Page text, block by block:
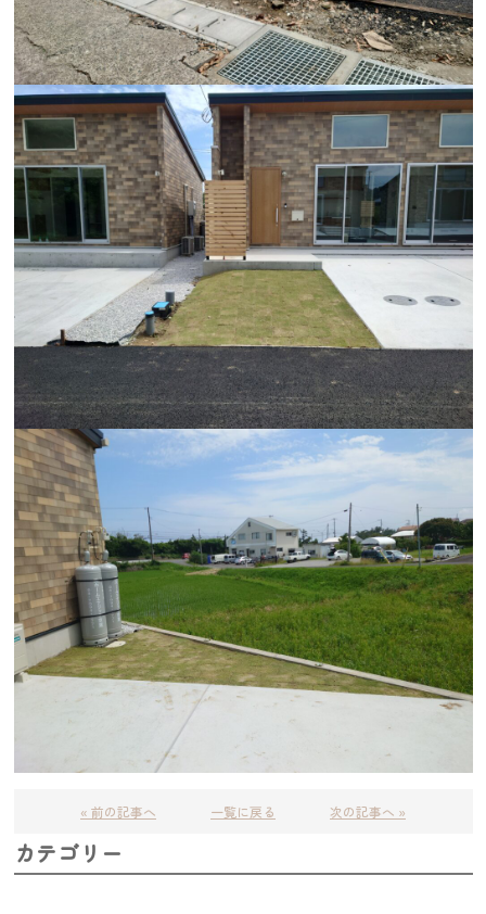
« 前の記事へ 一覧に戻る 次の記事へ »
カテゴリー